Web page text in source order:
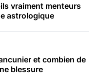
vraiment menteurs
astrologique
et combien de
blessure